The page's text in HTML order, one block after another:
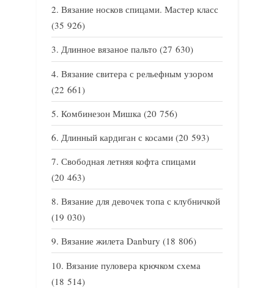
Вязание носков спицами. Мастер класс
(35 926)
Длинное вязаное пальто (27 630)
Вязание свитера с рельефным узором
(22 661)
Комбинезон Мишка (20 756)
Длинный кардиган с косами (20 593)
Свободная летняя кофта спицами
(20 463)
Вязание для девочек топа с клубничкой
(19 030)
Вязание жилета Danbury (18 806)
Вязание пуловера крючком схема
(18 514)